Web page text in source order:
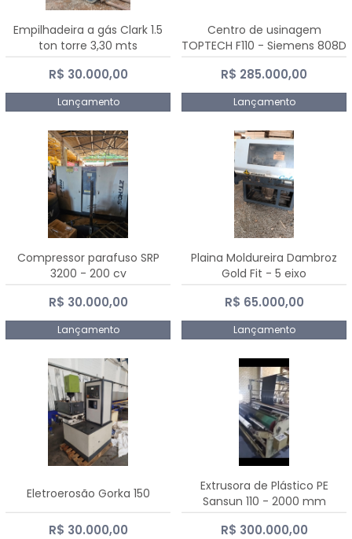
Empilhadeira a gás Clark 1.5
ton torre 3,30 mts
R$ 30.000,00
Lançamento
Centro de usinagem
TOPTECH F110 - Siemens 808D
Advanced
R$ 285.000,00
Lançamento
Compressor parafuso SRP
3200 - 200 cv
R$ 30.000,00
Lançamento
Plaina Moldureira Dambroz
Gold Fit - 5 eixo
R$ 65.000,00
Lançamento
Eletroerosão Gorka 150
R$ 30.000,00
Extrusora de Plástico PE
Sansun 110 - 2000 mm
R$ 300.000,00